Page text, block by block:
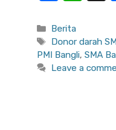
c
e
b
s
A
Categories
Berita
Tags
Donor darah
PMI Bangli, SMA
Leave a